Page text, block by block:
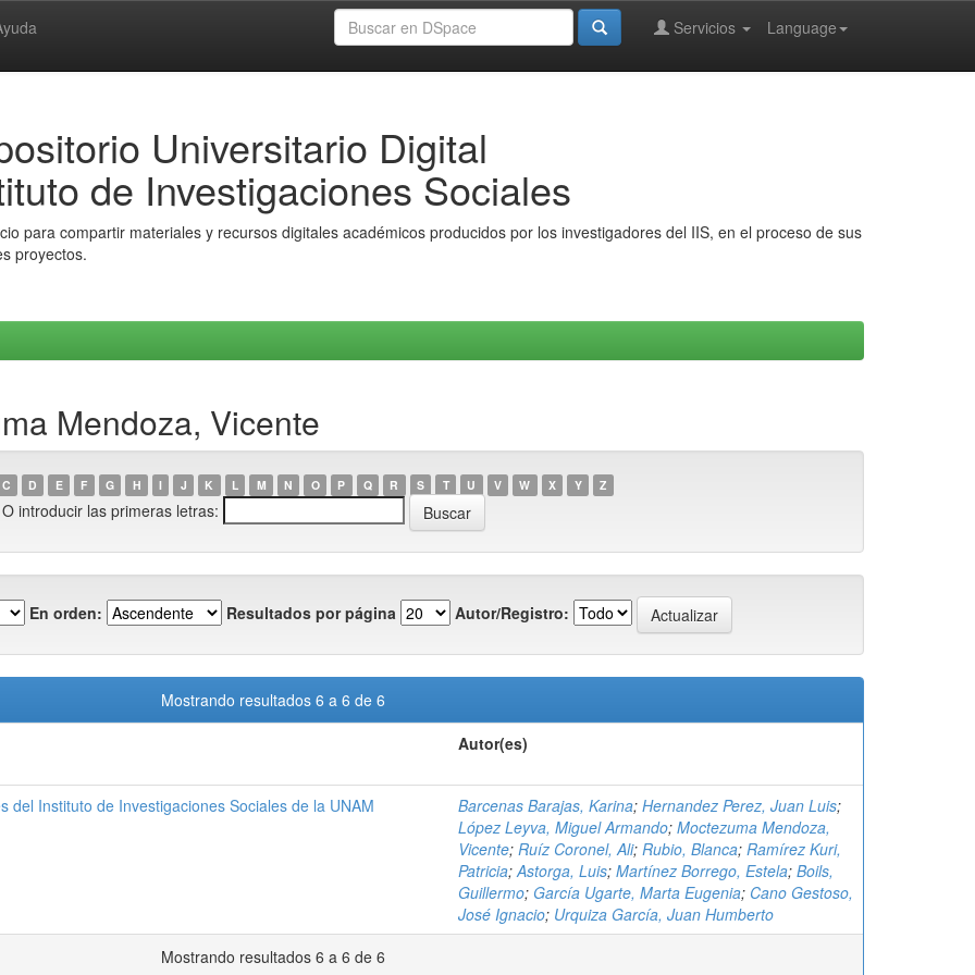
Language
Servicios
Universitario Digital
de Investigaciones Sociales
para compartir materiales y recursos digitales académicos producidos por los investigadores del IIS, en el proceso de sus
proyectos.
Mendoza, Vicente
C D E F G H I J K L M N O P Q R S T U V W X Y Z
O introducir las primeras letras:
En orden: Resultados por página Autor/Registro:
Mostrando resultados 6 a 6 de 6
Autor(es)
del Instituto de Investigaciones Sociales de la UNAM Barcenas Barajas, Karina; Hernandez Perez, Juan Luis;
López Leyva, Miguel Armando; Moctezuma Mendoza,
Vicente; Ruíz Coronel, Ali; Rubio, Blanca; Ramírez Kuri,
Patricia;Astorga, Luis; Martínez Borrego, Estela; Boils,
Guillermo; García Ugarte, Marta Eugenia; Cano Gestoso,
José Ignacio; Urquiza García, Juan Humberto
Mostrando resultados 6 a 6 de 6